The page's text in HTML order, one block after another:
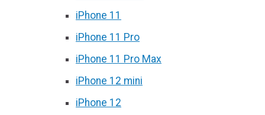
iPhone 11
iPhone 11 Pro
iPhone 11 Pro Max
iPhone 12 mini
iPhone 12